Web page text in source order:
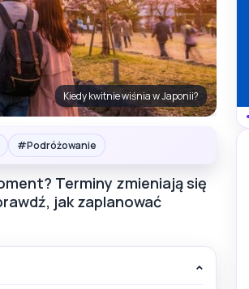
Kiedy kwitnie wiśnia w Japonii?
#Podróżowanie
Terminy zmieniają się
jak zaplanować